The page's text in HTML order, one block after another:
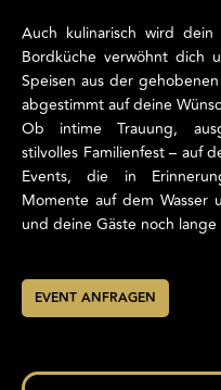
Auch kulinarisch wird
Bordküche verwöhnt dich
Speisen aus der
abgestimmt auf deine
Ob intime Trauung,
stilvolles Familienfest – auf
Events, die in
Momente auf dem Wasser
und deine Gäste noch
EVENT ANFRAGEN